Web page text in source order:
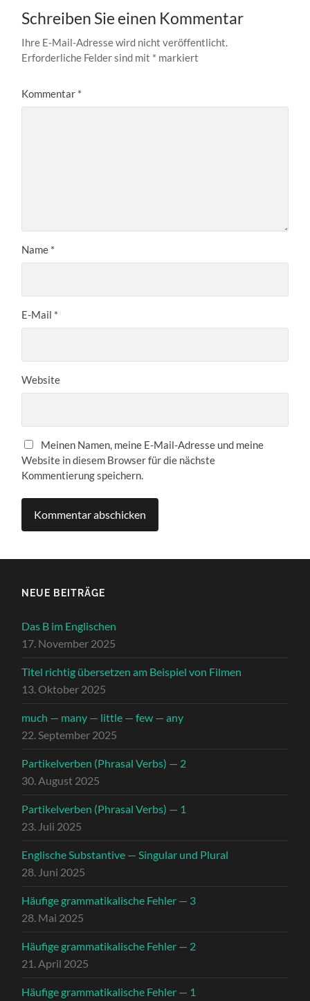
Schreiben Sie einen Kommentar
Ihre E-Mail-Adresse wird nicht veröffentlicht.
Erforderliche Felder sind mit * markiert
Kommentar *
Name *
E-Mail *
Website
Meinen Namen, meine E-Mail-Adresse und meine
Website in diesem Browser für die nächste
Kommentierung speichern.
NEUE BEITRÄGE
Das B im Englischen
17. November 2025
Titel richtig übersetzen am Beispiel von Filmen
13. Oktober 2025
much — many — little — few — any
22. September 2025
Partikelverben (Phrasal Verbs) — 2
30. August 2025
Partikelverben (Phrasal Verbs) — 1
23. Juli 2025
Englische Substantive — Singular und Plural
28. Juni 2025
Häufige grammatikalische Fehler — 3
28. Mai 2025
Häufige grammatikalische Fehler — 2
21. April 2025
Häufige grammatikalische Fehler — 1